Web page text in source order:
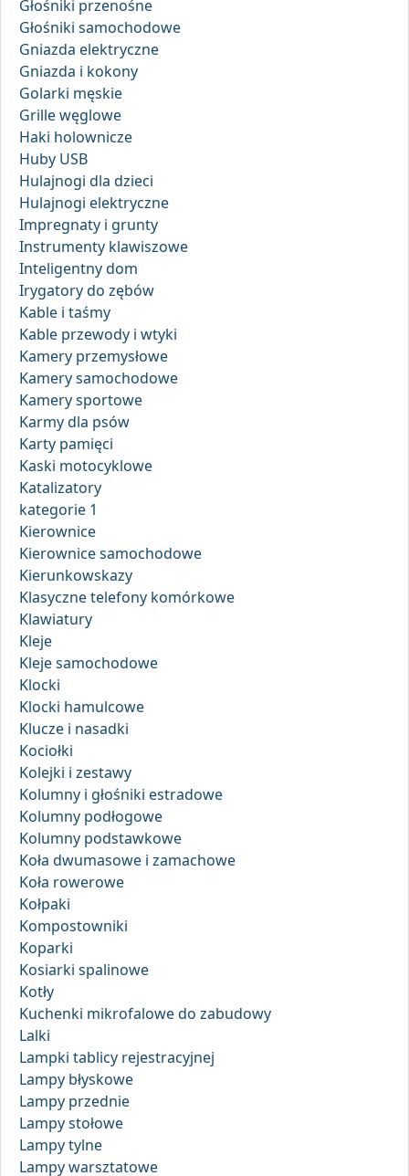
Głośniki przenośne
Głośniki samochodowe
Gniazda elektryczne
Gniazda i kokony
Golarki męskie
Grille węglowe
Haki holownicze
Huby USB
Hulajnogi dla dzieci
Hulajnogi elektryczne
Impregnaty i grunty
Instrumenty klawiszowe
Inteligentny dom
Irygatory do zębów
Kable i taśmy
Kable przewody i wtyki
Kamery przemysłowe
Kamery samochodowe
Kamery sportowe
Karmy dla psów
Karty pamięci
Kaski motocyklowe
Katalizatory
kategorie 1
Kierownice
Kierownice samochodowe
Kierunkowskazy
Klasyczne telefony komórkowe
Klawiatury
Kleje
Kleje samochodowe
Klocki
Klocki hamulcowe
Klucze i nasadki
Kociołki
Kolejki i zestawy
Kolumny i głośniki estradowe
Kolumny podłogowe
Kolumny podstawkowe
Koła dwumasowe i zamachowe
Koła rowerowe
Kołpaki
Kompostowniki
Koparki
Kosiarki spalinowe
Kotły
Kuchenki mikrofalowe do zabudowy
Lalki
Lampki tablicy rejestracyjnej
Lampy błyskowe
Lampy przednie
Lampy stołowe
Lampy tylne
Lampy warsztatowe